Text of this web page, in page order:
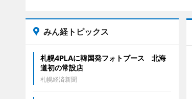
みん経トピックス
札幌4PLAに韓国発フォトブース 北海
道初の常設店
札幌経済新聞